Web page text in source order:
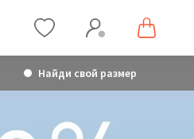
Найди свой размер